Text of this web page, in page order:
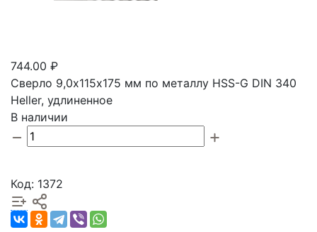
744.00 ₽
Сверло 9,0х115х175 мм по металлу HSS-G DIN 340
Heller, удлиненное
В наличии
Код: 1372